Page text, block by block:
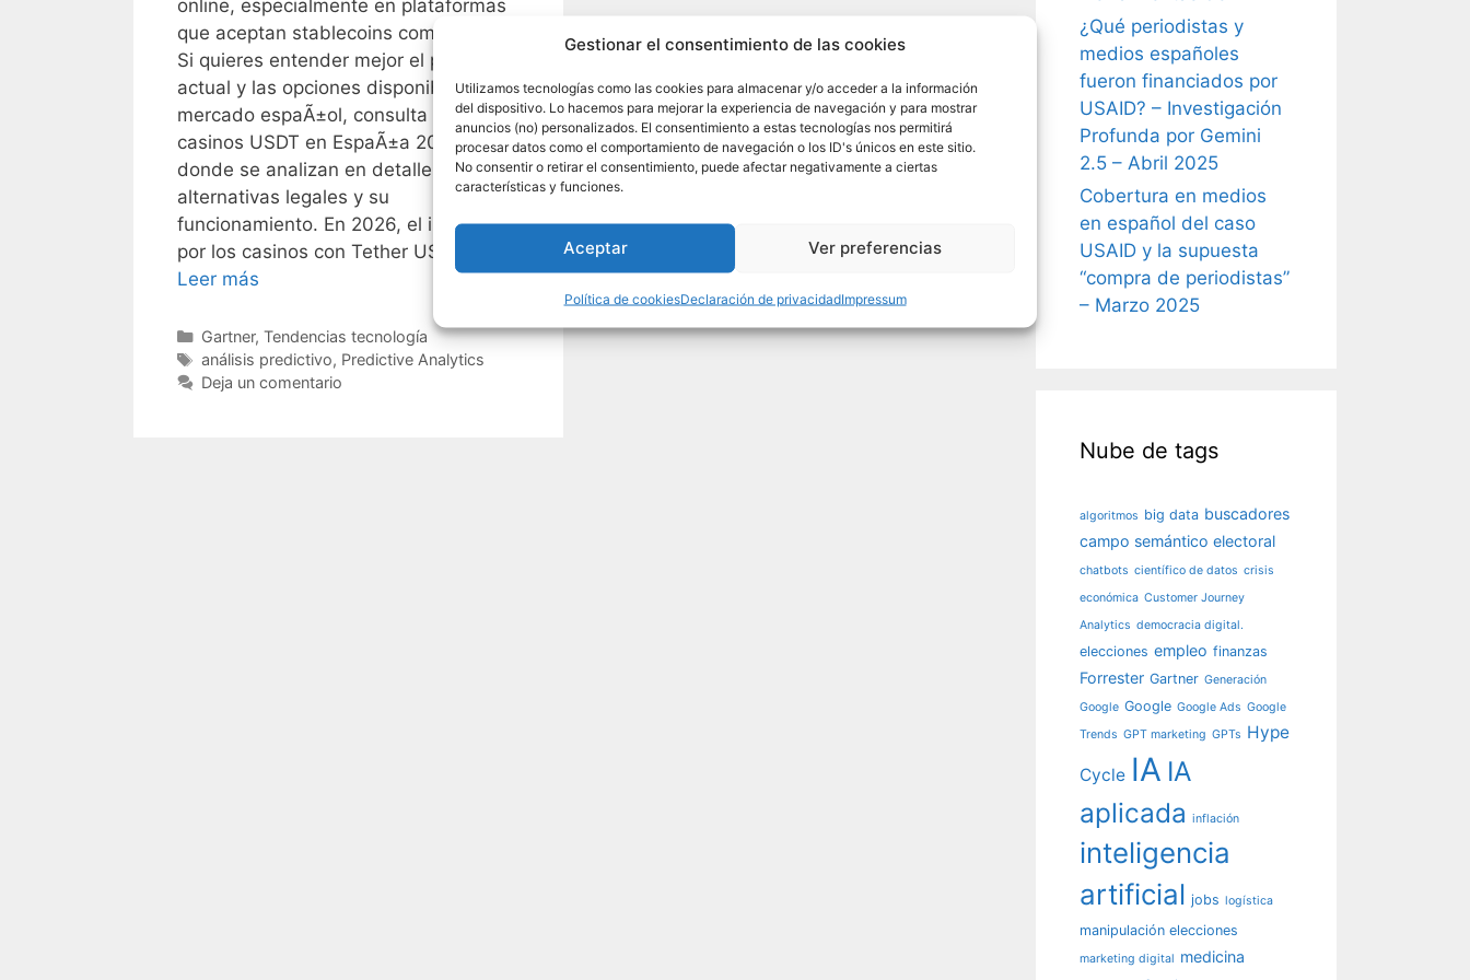
Gestionar el consentimiento de las cookies
Utilizamos tecnologías como las cookies para almacenar y/o acceder a la información
del dispositivo. Lo hacemos para mejorar la experiencia de navegación y para mostrar
anuncios (no) personalizados. El consentimiento a estas tecnologías nos permitirá
procesar datos como el comportamiento de navegación o los ID's únicos en este sitio.
No consentir o retirar el consentimiento, puede afectar negativamente a ciertas
características y funciones.
Aceptar Ver preferencias
Política de cookiesDeclaración de privacidadImpressum
online, especialmente en plataformas
que aceptan stablecoins como USDT.
Si quieres entender mejor el panorama
actual y las opciones disponibles en el
mercado espaÃ±ol, consulta esta
casinos USDT en EspaÃ±a 2026,
donde se analizan en detalle las
alternativas legales y su
funcionamiento. En 2026, el interÃ©s
por los casinos con Tether USDT …
Leer más
Categorías
Gartner, Tendencias tecnología
Etiquetas
análisis predictivo, Predictive Analytics
Deja un comentario
¿Qué periodistas y
medios españoles
fueron financiados por
USAID? – Investigación
Profunda por Gemini
2.5 – Abril 2025
Cobertura en medios
en español del caso
USAID y la supuesta
“compra de periodistas”
– Marzo 2025
Nube de tags
algoritmos big data buscadores
campo semántico electoral
chatbots científico de datos crisis
económica Customer Journey
Analytics democracia digital.
elecciones empleo finanzas
Forrester Gartner Generación
Google Google Google Ads Google
Trends GPT marketing GPTs Hype
Cycle IA IA
aplicada inflación
inteligencia
artificial jobs logística
manipulación elecciones
marketing digital medicina